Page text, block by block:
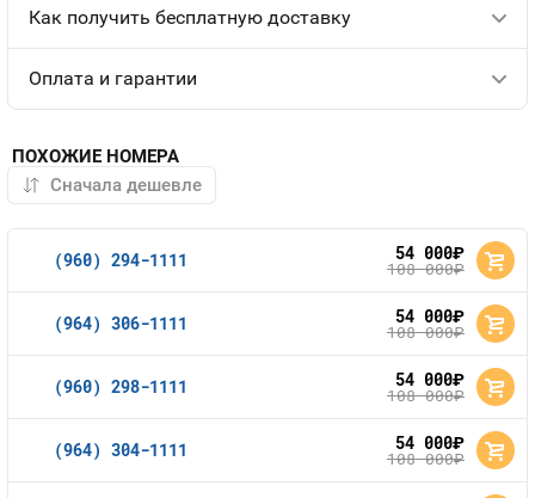
Как получить бесплатную доставку
Оплата и гарантии
ПОХОЖИЕ НОМЕРА
(960) 294-1111 54 000руб.
108 000руб.
(964) 306-1111 54 000руб.
108 000руб.
(960) 298-1111 54 000руб.
108 000руб.
(964) 304-1111 54 000руб.
108 000руб.